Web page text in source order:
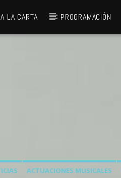
A LA CARTA PROGRAMACIÓN
ACTUACIONES MUSICALES